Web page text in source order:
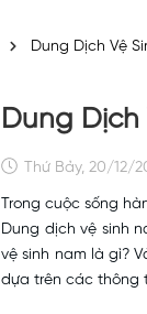
Dung Dịch Vệ
Dung
Thứ Bảy, 20/12/
Trong cuộc sống
Dung dịch vệ sinh
vệ sinh nam là gì?
dựa trên các thông